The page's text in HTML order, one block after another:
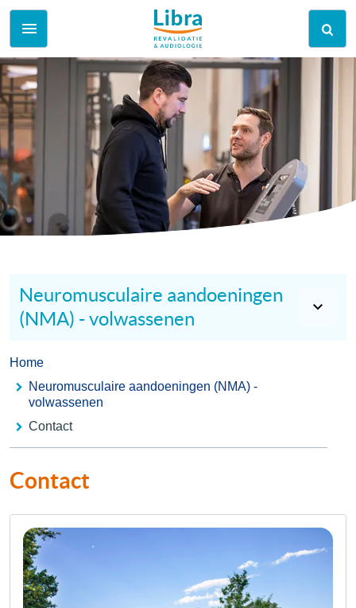
Neuromusculaire aandoeningen
(NMA) - volwassenen
Home
Neuromusculaire aandoeningen (NMA) -
volwassenen
Contact
Contact